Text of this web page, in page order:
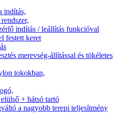
indítás,
indítás / leállítás funkcióval
festett keret
merevség-állítással és tökéletes
tokokban,
+ hátsó tartó
a nagyobb terepi teljesítmény